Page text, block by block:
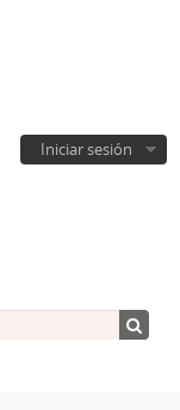
Iniciar sesión